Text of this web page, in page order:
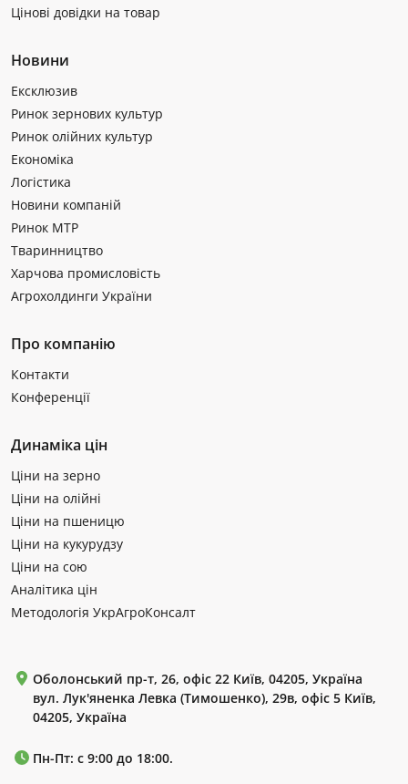
Цінові довідки на товар
Новини
Ексклюзив
Ринок зернових культур
Ринок олійних культур
Економіка
Логістика
Новини компаній
Ринок МТР
Тваринництво
Харчова промисловість
Агрохолдинги України
Про компанію
Контакти
Конференції
Динаміка цін
Ціни на зерно
Ціни на олійні
Ціни на пшеницю
Ціни на кукурудзу
Ціни на сою
Аналітика цін
Методологія УкрАгроКонсалт
Оболонський пр-т, 26, офіс 22 Київ, 04205, Україна
вул. Лук'яненка Левка (Тимошенко), 29в, офіс 5 Київ,
04205, Україна
Пн-Пт: с 9:00 до 18:00.